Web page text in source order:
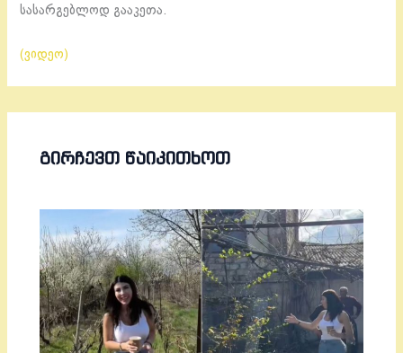
სასარგებლოდ გააკეთა.
(ვიდეო)
ᲒᲘᲠᲩᲔᲕᲗ ᲬᲐᲘᲙᲘᲗᲮᲝᲗ